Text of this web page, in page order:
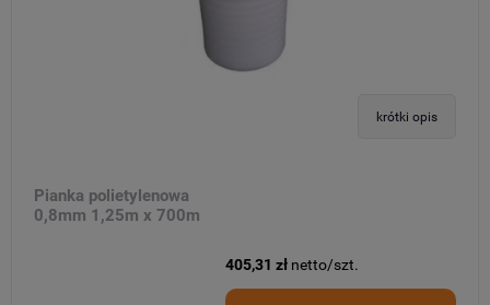
krótki opis
Pianka polietylenowa
0,8mm 1,25m x 700m
405,31 zł netto/szt.